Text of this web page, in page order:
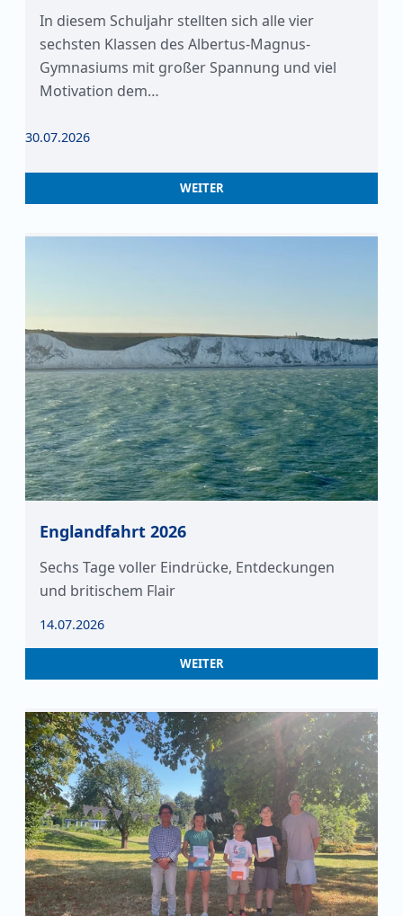
In diesem Schuljahr stellten sich alle vier
sechsten Klassen des Albertus-Magnus-
Gymnasiums mit großer Spannung und viel
Motivation dem…
30.07.2026
WEITER
Englandfahrt 2026
Sechs Tage voller Eindrücke, Entdeckungen
und britischem Flair
14.07.2026
WEITER